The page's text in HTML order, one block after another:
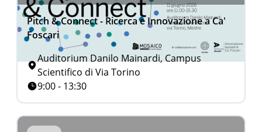
Pitch & Connect - Ricerca e Innovazione a Ca'
Foscari
Auditorium Danilo Mainardi, Campus
Scientifico di Via Torino
9:00 - 13:30